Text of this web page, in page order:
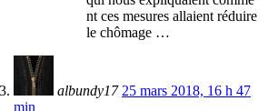
nt ces mesures allaient réduire
le chômage …
albundy17 25 mars 2018, 16 h 47
min